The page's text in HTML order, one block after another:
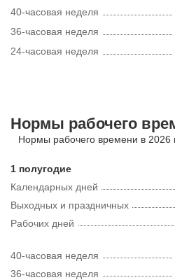
40-часовая неделя
36-часовая неделя
24-часовая неделя
Нормы рабочего
Нормы рабочего времени в 2026
1 полугодие
Календарных дней
Рабочих дней
Выходных и праздничных
40-часовая неделя
36-часовая неделя